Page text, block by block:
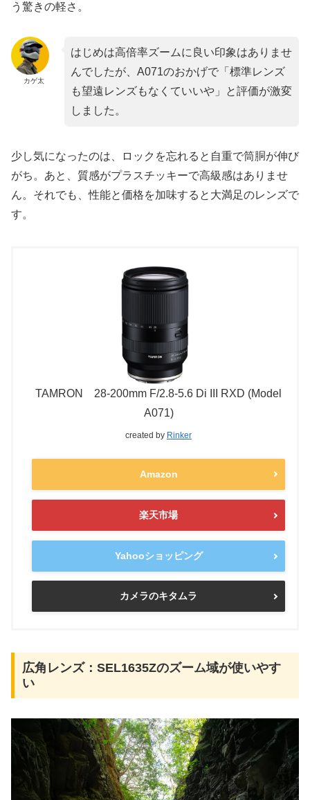
う驚きの軽さ。
カゲ太
はじめは高倍率ズームに良い印象はありませ
んでしたが、A071のおかげで「標準レンズ
も望遠レンズもなくていいや」と評価が激変
しました。
少し気になったのは、ロックを忘れると自重で筒胴が伸び
がち。あと、質感がプラスチッキーで高級感はありませ
ん。それでも、性能と価格を加味すると大満足のレンズで
す。
TAMRON 28-200mm F/2.8-5.6 Di III RXD (Model
A071)
created by Rinker
Amazon
楽天市場
Yahooショッピング
カメラのキタムラ
広角レンズ：SEL1635Zのズーム域が使いやす
い